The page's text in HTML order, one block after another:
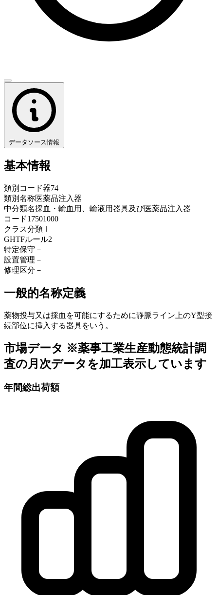
データソース情報
基本情報
類別コード器74
類別名称医薬品注入器
中分類名採血・輸血用、輸液用器具及び医薬品注入器
コード17501000
クラス分類 Ⅰ
GHTFルール2
特定保守 －
設置管理 －
修理区分 －
一般的名称定義
薬物投与又は採血を可能にするために静脈ライン上のY型接
続部位に挿入する器具をいう。
市場データ ※薬事工業生産動態統計調
査の月次データを加工表示しています
年間総出荷額